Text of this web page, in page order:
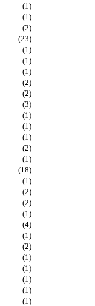
(1)
(1)
(2)
(23)
(1)
(1)
(1)
(2)
(2)
(3)
(1)
(1)
(1)
(2)
(1)
(18)
(1)
(2)
(2)
(1)
(4)
(1)
(2)
(1)
(1)
(1)
(1)
(1)